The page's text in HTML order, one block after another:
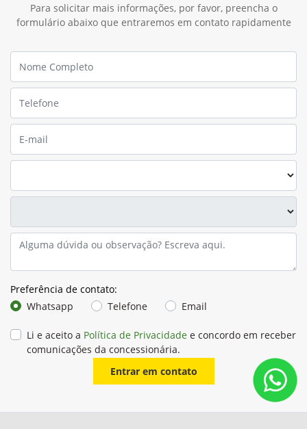
Para solicitar mais informações, por favor, preencha o
formulário abaixo que entraremos em contato rapidamente
Preferência de contato:
Whatsapp
Telefone Email
Li e aceito a Política de Privacidade e concordo em receber
comunicações da concessionária.
Entrar em contato